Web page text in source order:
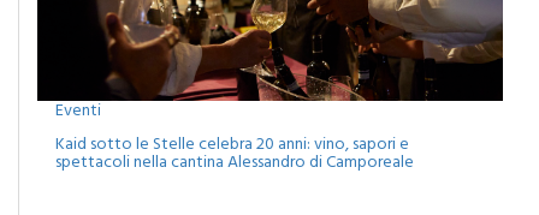
Eventi
Kaid sotto le Stelle celebra 20 anni: vino, sapori e
spettacoli nella cantina Alessandro di Camporeale